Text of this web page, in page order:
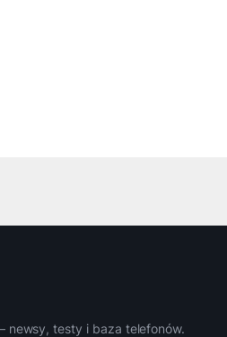
newsy, testy i baza telefonów.